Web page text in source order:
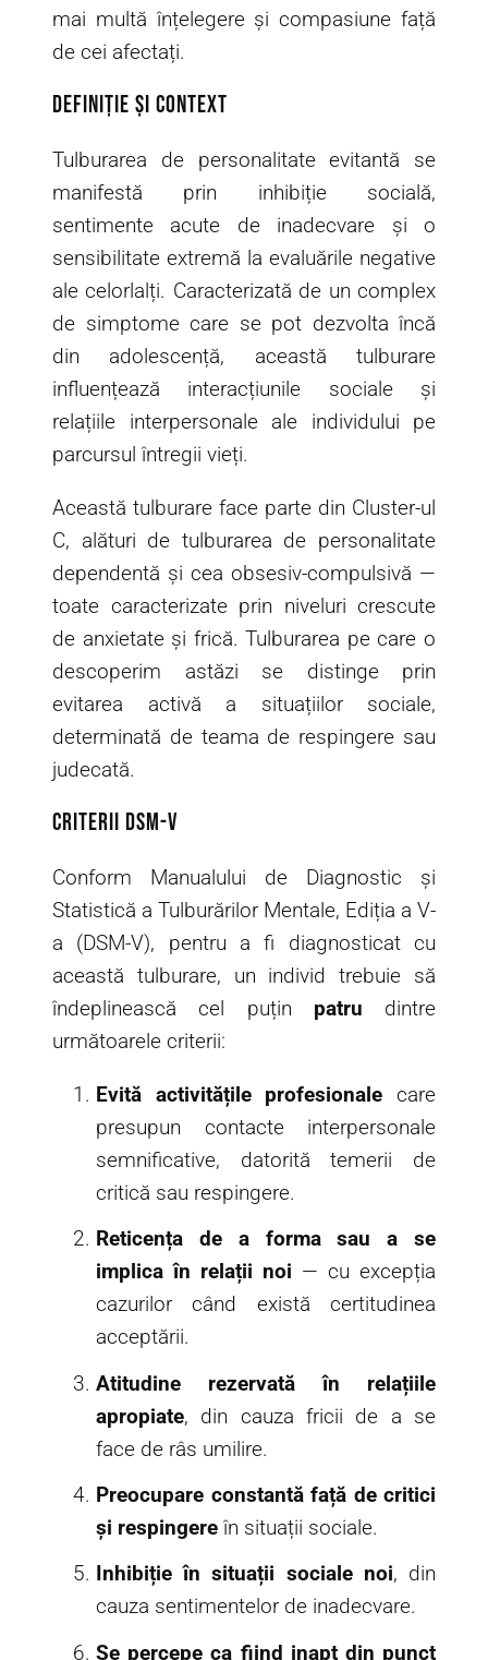
mai multă înțelegere și compasiune față
de cei afectați.
Definiție și context
Tulburarea de personalitate evitantă se
manifestă prin inhibiție socială,
sentimente acute de inadecvare și o
sensibilitate extremă la evaluările negative
ale celorlalți. Caracterizată de un complex
de simptome care se pot dezvolta încă
din adolescență, această tulburare
influențează interacțiunile sociale și
relațiile interpersonale ale individului pe
parcursul întregii vieți.
Această tulburare face parte din Cluster-ul
C, alături de tulburarea de personalitate
dependentă și cea obsesiv-compulsivă —
toate caracterizate prin niveluri crescute
de anxietate și frică. Tulburarea pe care o
descoperim astăzi se distinge prin
evitarea activă a situațiilor sociale,
determinată de teama de respingere sau
judecată.
Criterii DSM-V
Conform Manualului de Diagnostic și
Statistică a Tulburărilor Mentale, Ediția a V-
a (DSM-V), pentru a fi diagnosticat cu
această tulburare, un individ trebuie să
îndeplinească cel puțin patru dintre
următoarele criterii:
Evită activitățile profesionale care
presupun contacte interpersonale
semnificative, datorită temerii de
critică sau respingere.
Reticența de a forma sau a se
implica în relații noi — cu excepția
cazurilor când există certitudinea
acceptării.
Atitudine rezervată în relațiile
apropiate, din cauza fricii de a se
face de râs umilire.
Preocupare constantă față de critici
și respingereîn situații sociale.
Inhibiție în situații sociale noi, din
cauza sentimentelor de inadecvare.
Se percepe ca fiind inapt din punct